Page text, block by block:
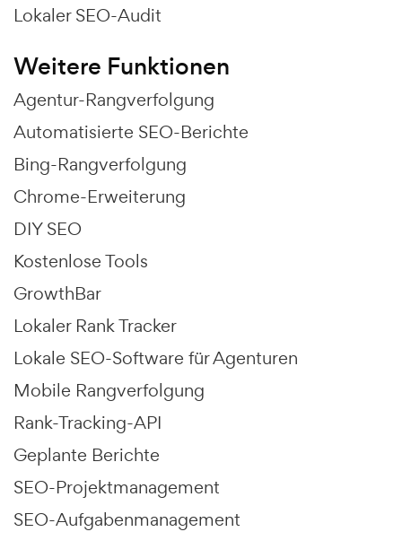
Lokaler SEO-Audit
Weitere Funktionen
Agentur-Rangverfolgung
Automatisierte SEO-Berichte
Bing-Rangverfolgung
Chrome-Erweiterung
DIY SEO
Kostenlose Tools
GrowthBar
Lokaler Rank Tracker
Lokale SEO-Software für Agenturen
Mobile Rangverfolgung
Rank-Tracking-API
Geplante Berichte
SEO-Projektmanagement
SEO-Aufgabenmanagement